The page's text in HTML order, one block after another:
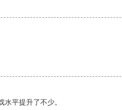
平提升了不少。